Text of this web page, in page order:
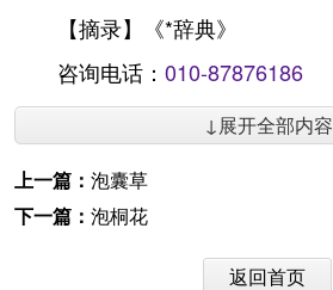
【摘录】《*辞典》
咨询电话： 010-87876186
↓展开全部内容
上一篇： 泡囊草
下一篇： 泡桐花
返回首页